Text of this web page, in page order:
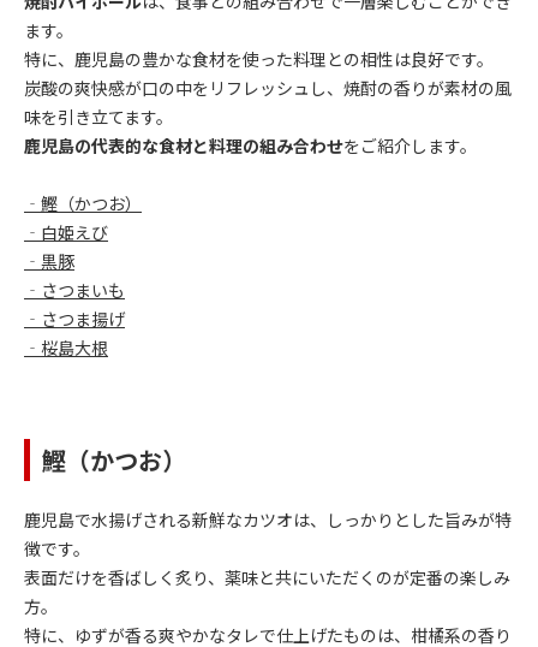
ます。
特に、鹿児島の豊かな食材を使った料理との相性は良好です。
炭酸の爽快感が口の中をリフレッシュし、焼酎の香りが素材の風
味を引き立てます。
鹿児島の代表的な食材と料理の組み合わせをご紹介します。
‐鰹（かつお）
‐白姫えび
‐黒豚
‐さつまいも
‐さつま揚げ
‐桜島大根
鰹（かつお）
鹿児島で水揚げされる新鮮なカツオは、しっかりとした旨みが特
徴です。
表面だけを香ばしく炙り、薬味と共にいただくのが定番の楽しみ
方。
特に、ゆずが香る爽やかなタレで仕上げたものは、柑橘系の香り